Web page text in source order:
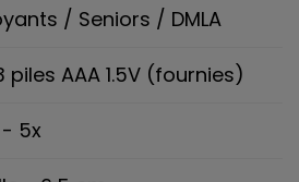
/ Seniors / DMLA
AAA 1.5V (fournies)
5x